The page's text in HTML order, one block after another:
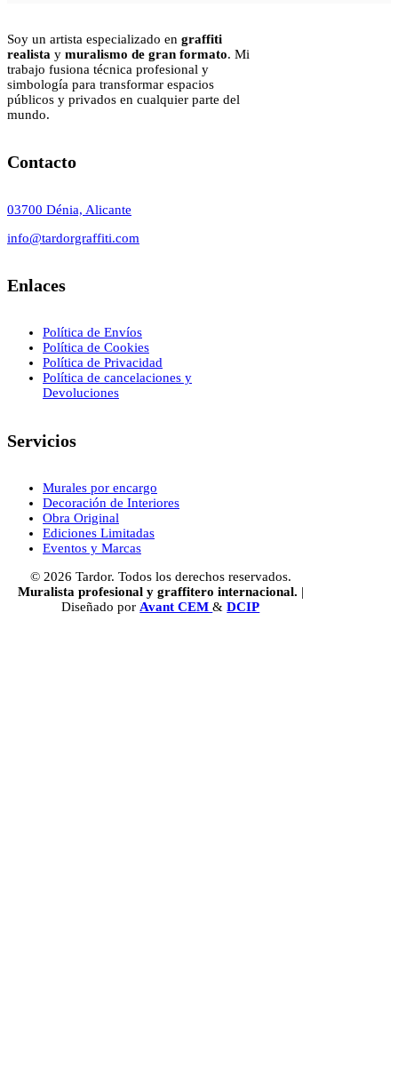
Soy un artista especializado en graffiti
realista y muralismo de gran formato. Mi
trabajo fusiona técnica profesional y
simbología para transformar espacios
públicos y privados en cualquier parte del
mundo.
Contacto
03700 Dénia, Alicante
info@tardorgraffiti.com
Enlaces
Política de Envíos
Política de Cookies
Política de Privacidad
Política de cancelaciones y
Devoluciones
Servicios
Murales por encargo
Decoración de Interiores
Obra Original
Ediciones Limitadas
Eventos y Marcas
© 2026 Tardor. Todos los derechos reservados.
Muralista profesional y graffitero internacional. |
Diseñado por Avant CEM&DCIP